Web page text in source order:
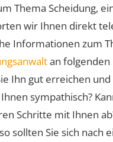
Thema Scheidung,
wir Ihnen direkt
Informationen zum
an
Ihn gut erreichen
sympathisch?
Schritte mit Ihnen
sollten Sie sich nach